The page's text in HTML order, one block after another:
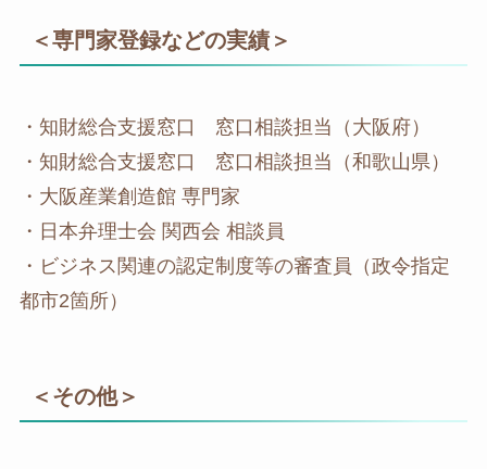
＜専門家登録などの実績＞
・知財総合支援窓口 窓口相談担当（大阪府）
・知財総合支援窓口 窓口相談担当（和歌山県）
・大阪産業創造館 専門家
・日本弁理士会 関西会 相談員
・ビジネス関連の認定制度等の審査員（政令指定
都市2箇所）
＜その他＞